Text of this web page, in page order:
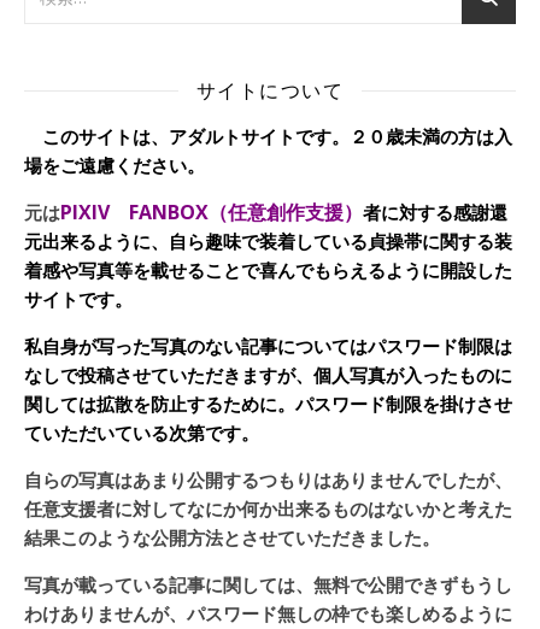
サイトについて
このサイトは、アダルトサイトです。２０歳未満の方は入
場をご遠慮ください。
元はPIXIV FANBOX（任意創作支援） 者に対する感謝還
元出来るように、自ら趣味で装着している貞操帯に関する装
着感や写真等を載せることで喜んでもらえるように開設した
サイトです。
私自身が写った写真のない記事についてはパスワード制限は
なしで投稿させていただきますが、個人写真が入ったものに
関しては拡散を防止するために。パスワード制限を掛けさせ
ていただいている次第です。
自らの写真はあまり公開するつもりはありませんでしたが、
任意支援者に対してなにか何か出来るものはないかと考えた
結果このような公開方法とさせていただきました。
写真が載っている記事に関しては、無料で公開できずもうし
わけありませんが、パスワード無しの枠でも楽しめるように